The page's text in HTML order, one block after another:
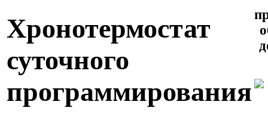
Хронотермостат
суточного
программирования